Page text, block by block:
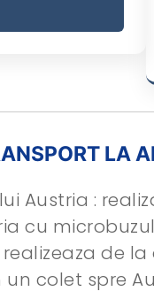
LA
Austria :
cu
de
colet spre